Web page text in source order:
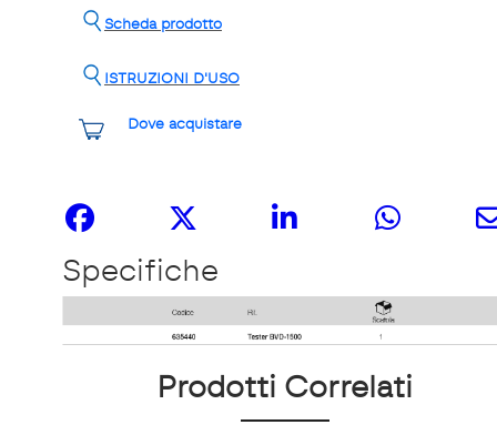
Dove acquistare
Scheda prodotto
ISTRUZIONI D'USO
Specifiche
Prodotti Correlati